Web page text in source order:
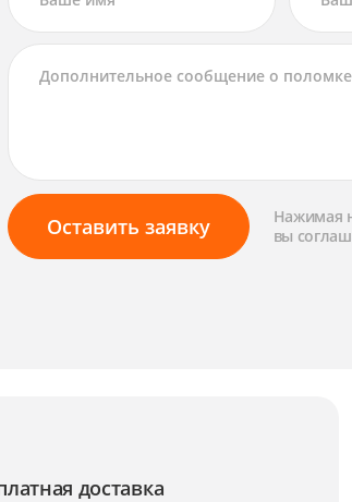
Оставить заявку
Нажимая
вы
доставка